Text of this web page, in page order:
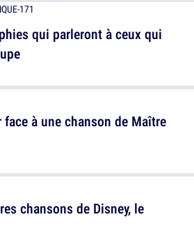
qui parleront à ceux qui
chansons de Disney, le